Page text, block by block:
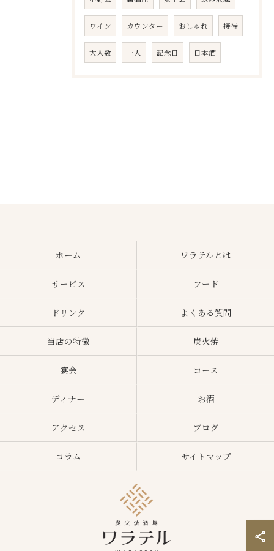
ワイン カウンター おしゃれ 接待
大人数 一人 記念日 日本酒
ホーム ワラテルとは
サービス フード
ドリンク よくある質問
当店の特徴 炭火焼
宴会 コース
ディナー お酒
アクセス ブログ
コラム サイトマップ